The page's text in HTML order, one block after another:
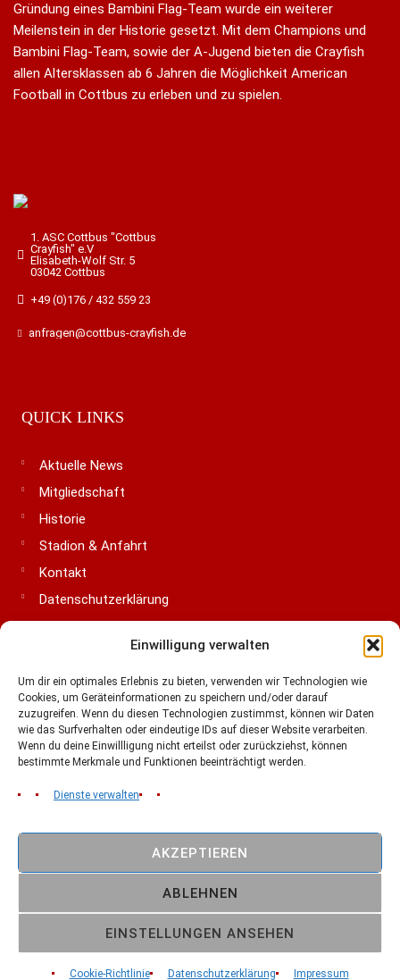
Einwilligung verwalten
Um dir ein optimales Erlebnis zu bieten, verwenden wir Technologien wie
Cookies, um Geräteinformationen zu speichern und/oder darauf
zuzugreifen. Wenn du diesen Technologien zustimmst, können wir Daten
wie das Surfverhalten oder eindeutige IDs auf dieser Website verarbeiten.
Wenn du deine Einwillligung nicht erteilst oder zurückziehst, können
bestimmte Merkmale und Funktionen beeinträchtigt werden.
Dienste verwalten
AKZEPTIEREN
ABLEHNEN
EINSTELLUNGEN ANSEHEN
Cookie-Richtlinie Datenschutzerklärung Impressum
Gründung eines Bambini Flag-Team wurde ein weiterer
Meilenstein in der Historie gesetzt. Mit dem Champions und
Bambini Flag-Team, sowie der A-Jugend bieten die Crayfish
allen Altersklassen ab 6 Jahren die Möglichkeit American
Football in Cottbus zu erleben und zu spielen.
1. ASC Cottbus "Cottbus
Crayfish" e.V
Elisabeth-Wolf Str. 5
03042 Cottbus
+49 (0)176 / 432 559 23
anfragen@cottbus-crayfish.de
QUICK LINKS
Aktuelle News
Mitgliedschaft
Historie
Stadion & Anfahrt
Kontakt
Datenschutzerklärung
Impressum
Cookie-Richtlinie (EU)
LIGA & VERBÄNDE
American Football 1993 -2026 // Made in Cottbus
FOLLOW US: